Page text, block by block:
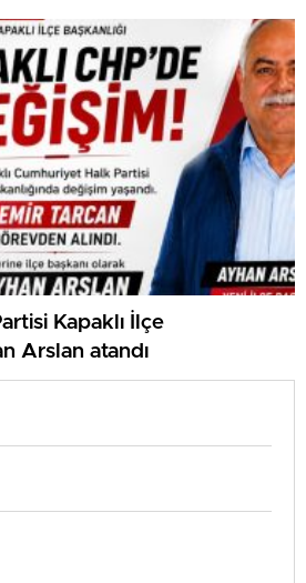
Kapaklı İlçe
Arslan atandı